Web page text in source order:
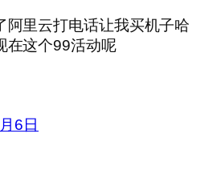
阿里云打电话让我买机子哈
在这个99活动呢
6日